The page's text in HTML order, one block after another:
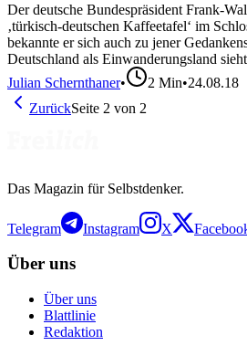
Der deutsche Bundespräsident Frank-
‚türkisch-deutschen Kaffeetafel‘ im
bekannte er sich auch zu jener
Deutschland als Einwanderungsland
Julian Schernthaner• 2 Min•24.08.18
ZurückSeite 2 von 2
Das Magazin für Selbstdenker.
Telegram Instagram X
Über uns
Über uns
Blattlinie
Redaktion